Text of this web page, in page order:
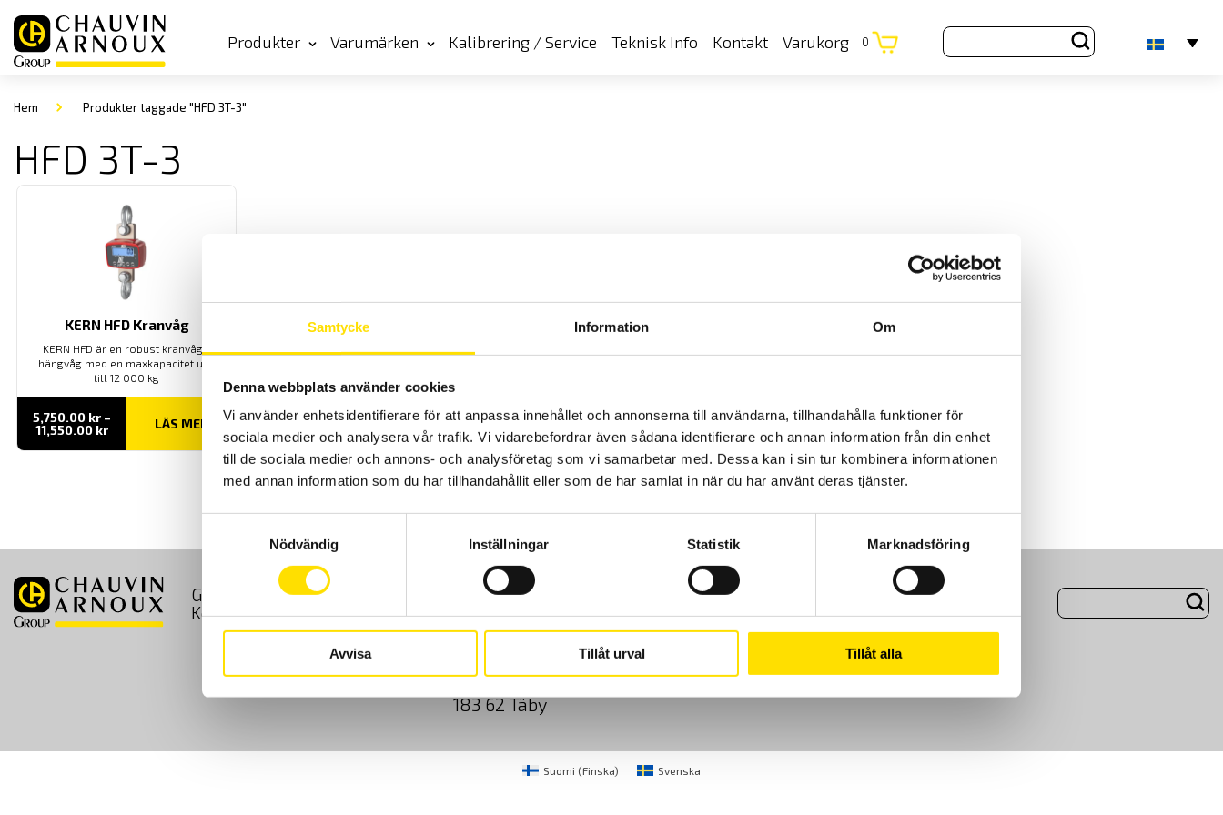
Samtycke Information Om
Denna webbplats använder cookies
Vi använder enhetsidentifierare för att anpassa innehållet och annonserna till användarna, tillhandahålla funktioner för
sociala medier och analysera vår trafik. Vi vidarebefordrar även sådana identifierare och annan information från din enhet
till de sociala medier och annons- och analysföretag som vi samarbetar med. Dessa kan i sin tur kombinera informationen
med annan information som du har tillhandahållit eller som de har samlat in när du har använt deras tjänster.
Nödvändig
Inställningar Statistik Marknadsföring
Avvisa Tillåt urval Tillåt alla
Produkter Varumärken Kalibrering / Service Teknisk Info Kontakt Varukorg 0
Hem Produkter taggade "HFD 3T-3"
HFD 3T-3
KERN HFD Kranvåg
KERN HFD är en robust kranvåg /
hängvåg med en maxkapacitet upp
till 12 000 kg
5,750.00 kr –
11,550.00 krPrisintervall:
till
LÄS MER
GDPR Köpvillkor Cookies Kundundersökning
Om Oss
Kontakt
Sjöflygvägen 35
183 62 Täby
08-50 52 68 00
info@camatsystem.com
Suomi (Finska) Svenska